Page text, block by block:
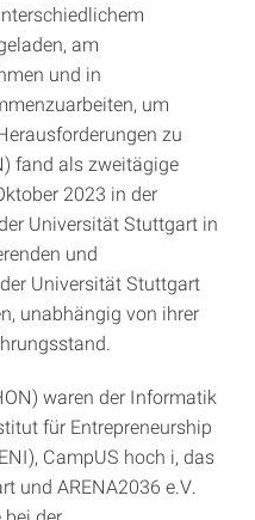
am
und in
um
zu
fand als zweitägige
2023 in der
Universität Stuttgart in
und
Universität Stuttgart
unabhängig von ihrer
waren der Informatik
für Entrepreneurship
CampUS hoch i, das
und ARENA2036 e.V.